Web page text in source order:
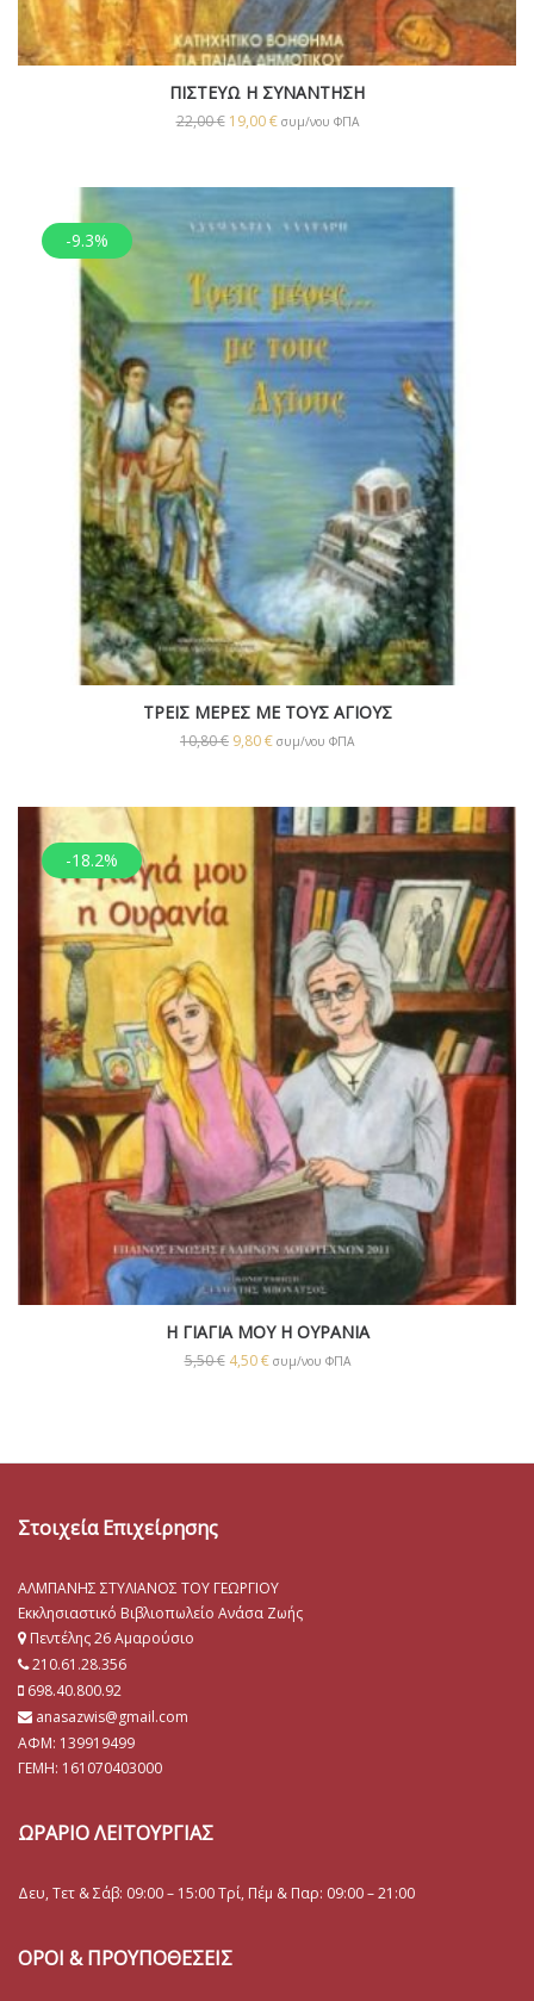
ΠΙΣΤΕΥΩ Η ΣΥΝΑΝΤΗΣΗ
22,00€ 19,00€ συμ/νου ΦΠΑ
-9.3%
ΤΡΕΙΣ ΜΕΡΕΣ ΜΕ ΤΟΥΣ ΑΓΙΟΥΣ
10,80€ 9,80€ συμ/νου ΦΠΑ
-18.2%
Η ΓΙΑΓΙΑ ΜΟΥ Η ΟΥΡΑΝΙΑ
5,50€ 4,50€ συμ/νου ΦΠΑ
Στοιχεία Επιχείρησης
ΑΛΜΠΑΝΗΣ ΣΤΥΛΙΑΝΟΣ ΤΟΥ ΓΕΩΡΓΙΟΥ
Εκκλησιαστικό Βιβλιοπωλείο Ανάσα Ζωής
Πεντέλης 26 Αμαρούσιο
210.61.28.356
698.40.800.92
anasazwis@gmail.com
ΑΦΜ: 139919499
ΓΕΜΗ: 161070403000
ΩΡΑΡΙΟ ΛΕΙΤΟΥΡΓΙΑΣ
Δευ, Τετ & Σάβ: 09:00 – 15:00 Τρί, Πέμ & Παρ: 09:00 – 21:00
ΟΡΟΙ & ΠΡΟΥΠΟΘΕΣΕΙΣ